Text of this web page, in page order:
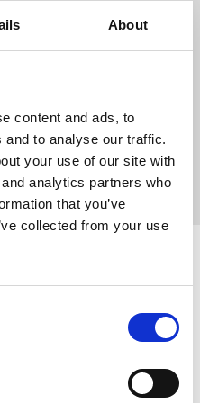
About
content and ads, to
to analyse our traffic.
your use of our site with
analytics partners who
that you’ve
collected from your use
is, staan er geen prijzen op de
van een sticker? Dan kunt u
. Onze salesspecialisten